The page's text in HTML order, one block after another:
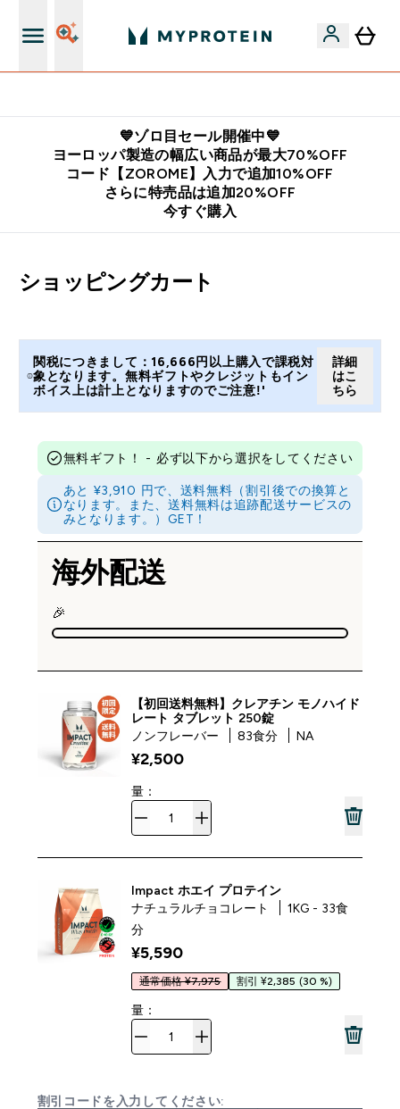
💙ゾロ目セール開催中💙
ヨーロッパ製造の幅広い商品が最大70%OFF
コード【ZOROME】入力で追加10%OFF
さらに特売品は追加20%OFF
今すぐ購入
ショッピングカート
関税につきまして：16,666円以上購入で課税対
象となります。無料ギフトやクレジットもイン
ボイス上は計上となりますのでご注意!'
詳細
はこ
ちら
無料ギフト！ - 必ず以下から選択をしてください
あと ¥3,910 円で、送料無料（割引後での換算と
なります。また、送料無料は追跡配送サービスの
みとなります。）GET！
海外配送
🎉
【初回送料無料】クレアチン モノハイド
レート タブレット 250錠
ノンフレーバー
83食分 NA
¥2,500‎
量：
Impact ホエイ プロテイン
ナチュラルチョコレート
1KG - 33食
分
¥5,590‎
通常価格 ¥7,975 割引 ¥2,385 (30 %)
量：
割引コードを入力してください: